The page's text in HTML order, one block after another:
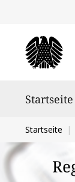
Startseite
Sie
sich
Startseite